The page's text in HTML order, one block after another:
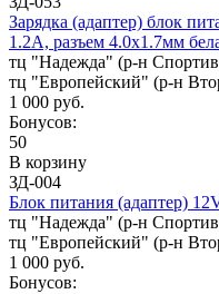
Зарядка (адаптер) блок
1.2A, разъем 4.0х1.7мм
тц "Надежда" (р-н
тц "Европейский" (р-н
1 000 руб.
Бонусов:
50
В корзину
ЗД-004
Блок питания (адаптер)
тц "Надежда" (р-н
тц "Европейский" (р-н
1 000 руб.
Бонусов: